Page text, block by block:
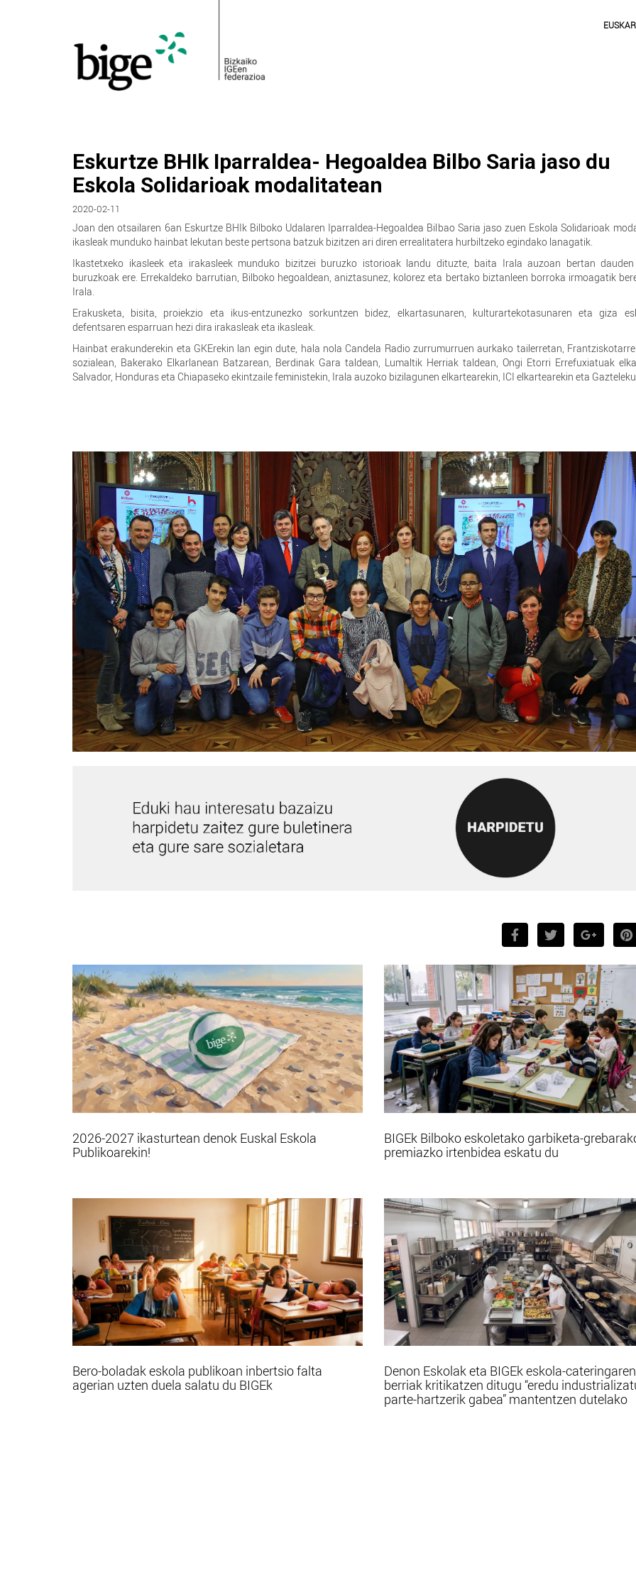
Eskurtze BHIk Iparraldea- Hegoaldea Bilbo Saria jaso du
Eskola Solidarioak modalitatean
2020-02-11
Joan den otsailaren 6an Eskurtze BHIk Bilboko Udalaren Iparraldea-Hegoaldea Bilbao Saria jaso zuen Eskola Solidarioak
ikasleak munduko hainbat lekutan beste pertsona batzuk bizitzen ari diren errealitatera hurbiltzeko egindako lanagatik.
Ikastetxeko ikasleek eta irakasleek munduko bizitzei buruzko istorioak landu dituzte, baita Irala auzoan bertan
buruzkoak ere. Errekaldeko barrutian, Bilboko hegoaldean, aniztasunez, kolorez eta bertako biztanleen borroka irmoagatik
Irala.
Erakusketa, bisita, proiekzio eta ikus-entzunezko sorkuntzen bidez, elkartasunaren, kulturartekotasunaren eta giza
defentsaren esparruan hezi dira irakasleak eta ikasleak.
Hainbat erakunderekin eta GKErekin lan egin dute, hala nola Candela Radio zurrumurruen aurkako tailerretan,
sozialean, Bakerako Elkarlanean Batzarean, Berdinak Gara taldean, Lumaltik Herriak taldean, Ongi Etorri Errefuxiatuak
Salvador, Honduras eta Chiapaseko ekintzaile feministekin, Irala auzoko bizilagunen elkartearekin, ICI elkartearekin eta
2026-2027 ikasturtean denok Euskal Eskola
Publikoarekin!
BIGEk Bilboko eskoletako garbiketa-
premiazko irtenbidea eskatu du
Bero-boladak eskola publikoan inbertsio falta
agerian uzten duela salatu du BIGEk
Denon Eskolak eta BIGEk eskola-
berriak kritikatzen ditugu “eredu
parte-hartzerik gabea” mantentzen dutelako